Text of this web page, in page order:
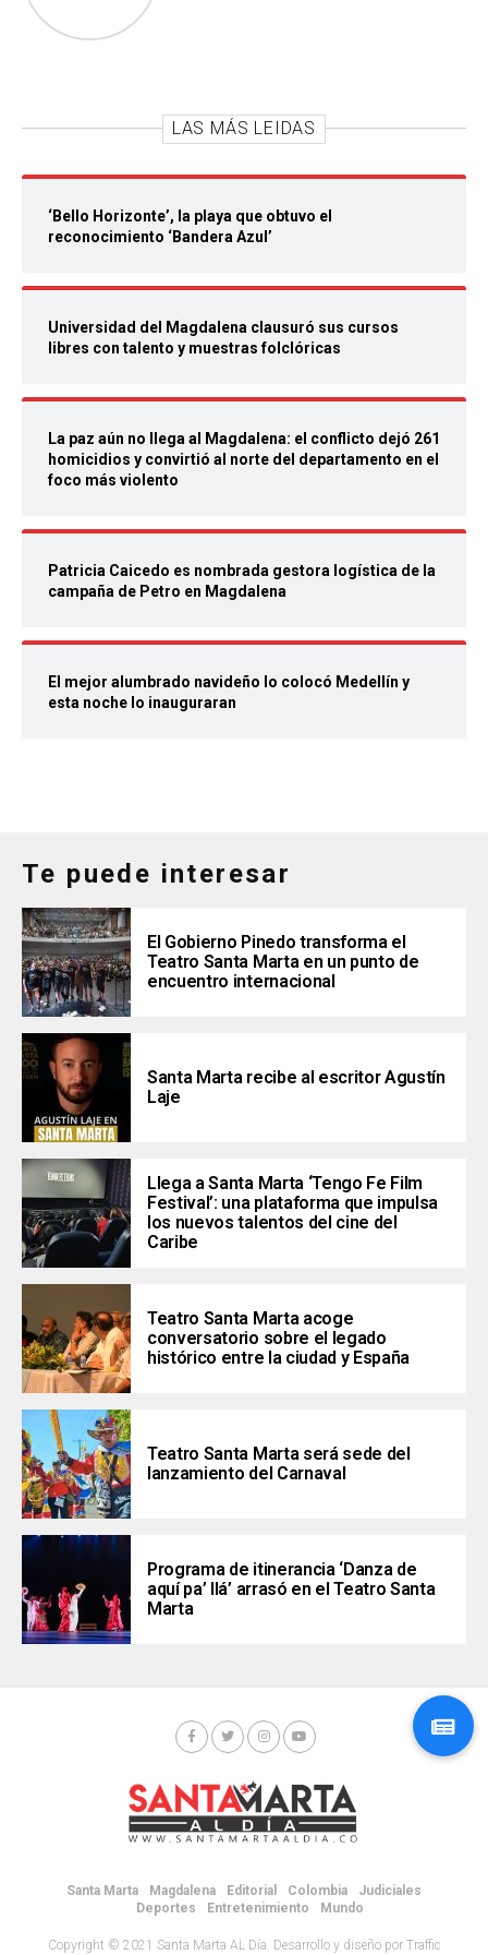
LAS MÁS LEIDAS
‘Bello Horizonte’, la playa que obtuvo el
reconocimiento ‘Bandera Azul’
Universidad del Magdalena clausuró sus cursos
libres con talento y muestras folclóricas
La paz aún no llega al Magdalena: el conflicto dejó 261
homicidios y convirtió al norte del departamento en el
foco más violento
Patricia Caicedo es nombrada gestora logística de la
campaña de Petro en Magdalena
El mejor alumbrado navideño lo colocó Medellín y
esta noche lo inauguraran
Te puede interesar
El Gobierno Pinedo transforma el
Teatro Santa Marta en un punto de
encuentro internacional
Santa Marta recibe al escritor Agustín
Laje
Llega a Santa Marta ‘Tengo Fe Film
Festival’: una plataforma que impulsa
los nuevos talentos del cine del
Caribe
Teatro Santa Marta acoge
conversatorio sobre el legado
histórico entre la ciudad y España
Teatro Santa Marta será sede del
lanzamiento del Carnaval
Programa de itinerancia ‘Danza de
aquí pa’ llá’ arrasó en el Teatro Santa
Marta
Santa Marta Magdalena Editorial Colombia
Judiciales
Deportes
Entretenimiento Mundo
Copyright © 2021 Santa Marta AL Día. Desarrollo y diseño por Traffic